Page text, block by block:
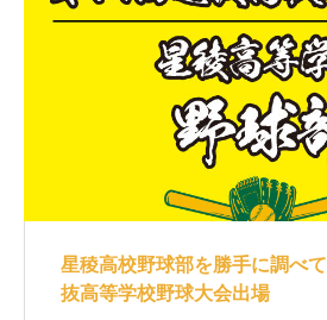
星稜高校野球部を勝手に調べ
抜高等学校野球大会出場